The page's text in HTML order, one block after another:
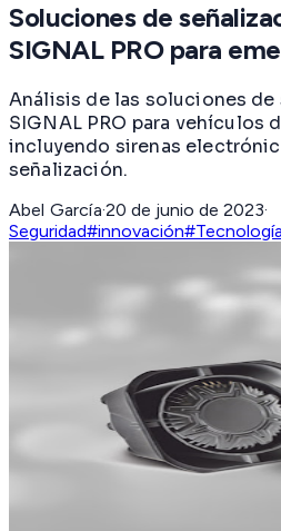
Soluciones de
SIGNAL PRO para
Análisis de las soluciones
SIGNAL PRO para vehículos
incluyendo sirenas
señalización.
Abel García·20 de junio de 2023·
Seguridad#innovación